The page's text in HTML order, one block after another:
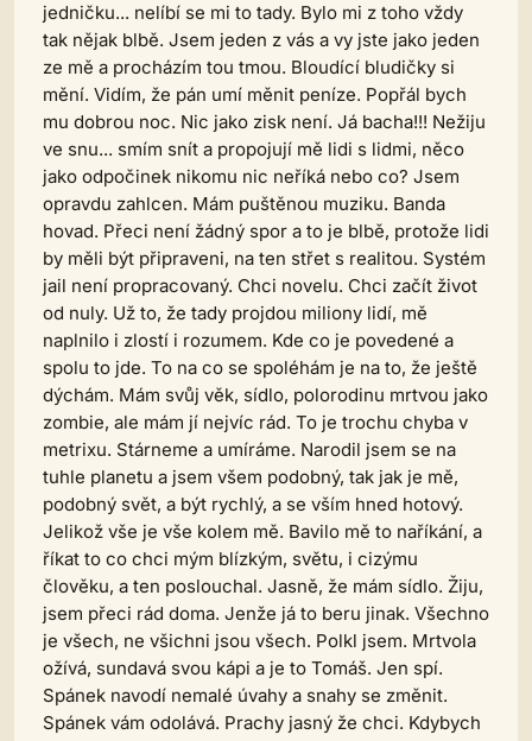
jedničku... nelíbí se mi to tady. Bylo mi z toho vždy
tak nějak blbě. Jsem jeden z vás a vy jste jako jeden
ze mě a procházím tou tmou. Bloudící bludičky si
mění. Vidím, že pán umí měnit peníze. Popřál bych
mu dobrou noc. Nic jako zisk není. Já bacha!!! Nežiju
ve snu... smím snít a propojují mě lidi s lidmi, něco
jako odpočinek nikomu nic neříká nebo co? Jsem
opravdu zahlcen. Mám puštěnou muziku. Banda
hovad. Přeci není žádný spor a to je blbě, protože lidi
by měli být připraveni, na ten střet s realitou. Systém
jail není propracovaný. Chci novelu. Chci začít život
od nuly. Už to, že tady projdou miliony lidí, mě
naplnilo i zlostí i rozumem. Kde co je povedené a
spolu to jde. To na co se spoléhám je na to, že ještě
dýchám. Mám svůj věk, sídlo, polorodinu mrtvou jako
zombie, ale mám jí nejvíc rád. To je trochu chyba v
metrixu. Stárneme a umíráme. Narodil jsem se na
tuhle planetu a jsem všem podobný, tak jak je mě,
podobný svět, a být rychlý, a se vším hned hotový.
Jelikož vše je vše kolem mě. Bavilo mě to naříkání, a
říkat to co chci mým blízkým, světu, i cizýmu
člověku, a ten poslouchal. Jasně, že mám sídlo. Žiju,
jsem přeci rád doma. Jenže já to beru jinak. Všechno
je všech, ne všichni jsou všech. Polkl jsem. Mrtvola
ožívá, sundavá svou kápi a je to Tomáš. Jen spí.
Spánek navodí nemalé úvahy a snahy se změnit.
Spánek vám odolává. Prachy jasný že chci. Kdybych